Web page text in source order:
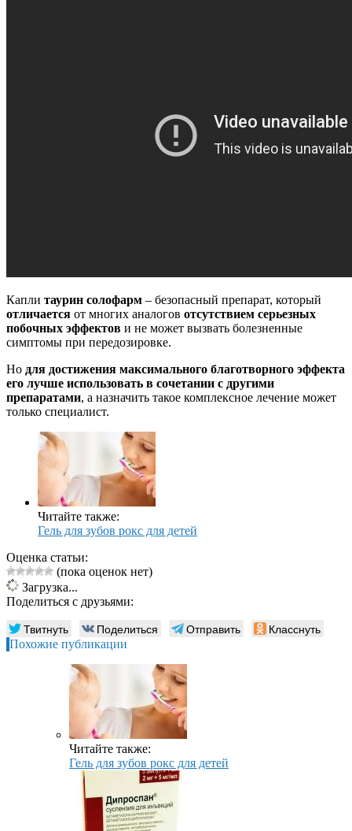
Капли таурин солофарм – безопасный препарат, который
отличается от многих аналогов отсутствием серьезных
побочных эффектов и не может вызвать болезненные
симптомы при передозировке.
Но для достижения максимального благотворного эффекта
его лучше использовать в сочетании с другими
препаратами, а назначить такое комплексное лечение может
только специалист.
Читайте также:
Гель для зубов рокс для детей
Оценка статьи:
(пока оценок нет)
Загрузка...
Поделиться с друзьями:
Твитнуть Поделиться Отправить Класснуть
Похожие публикации
Читайте также:
Гель для зубов рокс для детей